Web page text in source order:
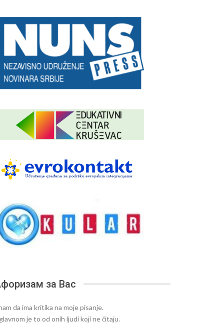
за Вас
da ima kritika na moje pisanje.
je to od onih ljudi koji ne čitaju.